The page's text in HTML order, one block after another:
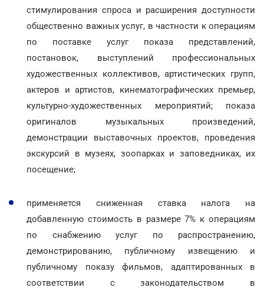
стимулирования спроса и расширения доступности
общественно важных услуг, в частности к операциям
по поставке услуг показа представлений,
постановок, выступлений профессиональных
художественных коллективов, артистических групп,
актеров и артистов, кинематографических премьер,
культурно-художественных мероприятий; показа
оригиналов музыкальных произведений,
демонстрации выставочных проектов, проведения
экскурсий в музеях, зоопарках и заповедниках, их
посещение;
применяется сниженная ставка налога на
добавленную стоимость в размере 7% к операциям
по снабжению услуг по распространению,
демонстрированию, публичному извещению и
публичному показу фильмов, адаптированных в
соответствии с законодательством в